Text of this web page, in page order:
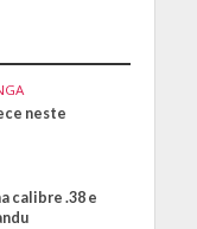
neste
calibre .38 e